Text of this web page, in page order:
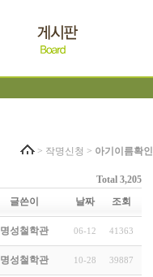
> 작명신청 > 아기이름확인
Total 3,205
글쓴이 날짜 조회
명성철학관 06-12 41363
명성철학관 10-28 39887